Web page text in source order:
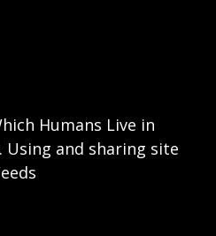
Humans Live in
and sharing site